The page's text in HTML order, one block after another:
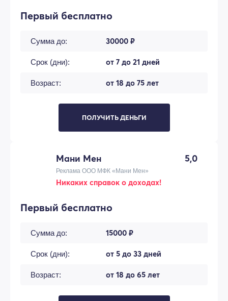
Первый бесплатно
Сумма до: 30000 ₽
Срок (дни): от 7 до 21 дней
Возраст: от 18 до 75 лет
ПОЛУЧИТЬ ДЕНЬГИ
Мани Мен 5,0
Реклама ООО МФК «Мани Мен»
Никаких справок о доходах!
Первый бесплатно
Сумма до: 15000 ₽
Срок (дни): от 5 до 33 дней
Возраст: от 18 до 65 лет